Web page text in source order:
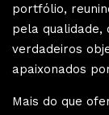
portfólio,
pela
verdadeiros
apaixonados
Mais do que